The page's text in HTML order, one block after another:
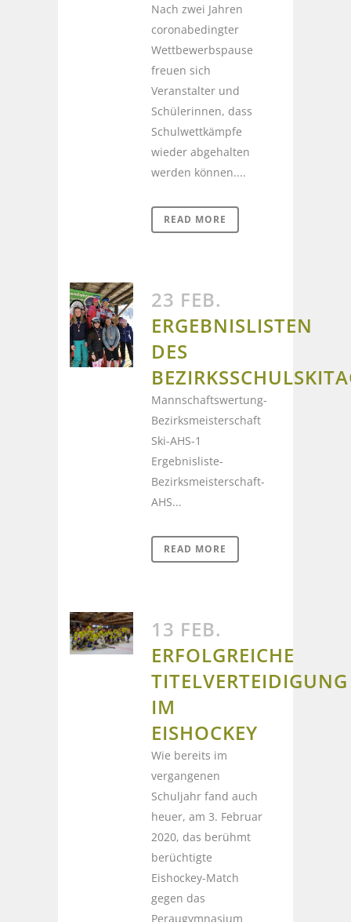
Nach zwei Jahren
coronabedingter
Wettbewerbspause
freuen sich
Veranstalter und
Schülerinnen, dass
Schulwettkämpfe
wieder abgehalten
werden können....
READ MORE
23 FEB.
ERGEBNISLISTEN
DES
Mannschaftswertung-
Bezirksmeisterschaft
Ski-AHS-1
Ergebnisliste-
Bezirksmeisterschaft-
AHS...
READ MORE
13 FEB.
ERFOLGREICHE
TITELVERTEIDIGUNG
IM
EISHOCKEY
Wie bereits im
vergangenen
Schuljahr fand auch
heuer, am 3. Februar
2020, das berühmt
berüchtigte
Eishockey-Match
gegen das
Peraugymnasium